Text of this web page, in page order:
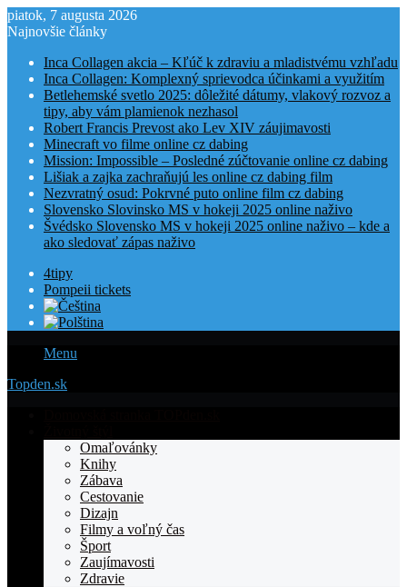
piatok, 7 augusta 2026
Najnovšie články
Inca Collagen akcia – Kľúč k zdraviu a mladistvému vzhľadu
Inca Collagen: Komplexný sprievodca účinkami a využitím
Betlehemské svetlo 2025: dôležité dátumy, vlakový rozvoz a
tipy, aby vám plamienok nezhasol
Robert Francis Prevost ako Lev XIV záujimavosti
Minecraft vo filme online cz dabing
Mission: Impossible – Posledné zúčtovanie online cz dabing
Lišiak a zajka zachraňujú les online cz dabing film
Nezvratný osud: Pokrvné puto online film cz dabing
Slovensko Slovinsko MS v hokeji 2025 online naživo
Švédsko Slovensko MS v hokeji 2025 online naživo – kde a
ako sledovať zápas naživo
4tipy
Pompeii tickets
Menu
Topden.sk
Omaľovánky
Knihy
Zábava
Cestovanie
Dizajn
Filmy a voľný čas
Šport
Zaujímavosti
Zdravie